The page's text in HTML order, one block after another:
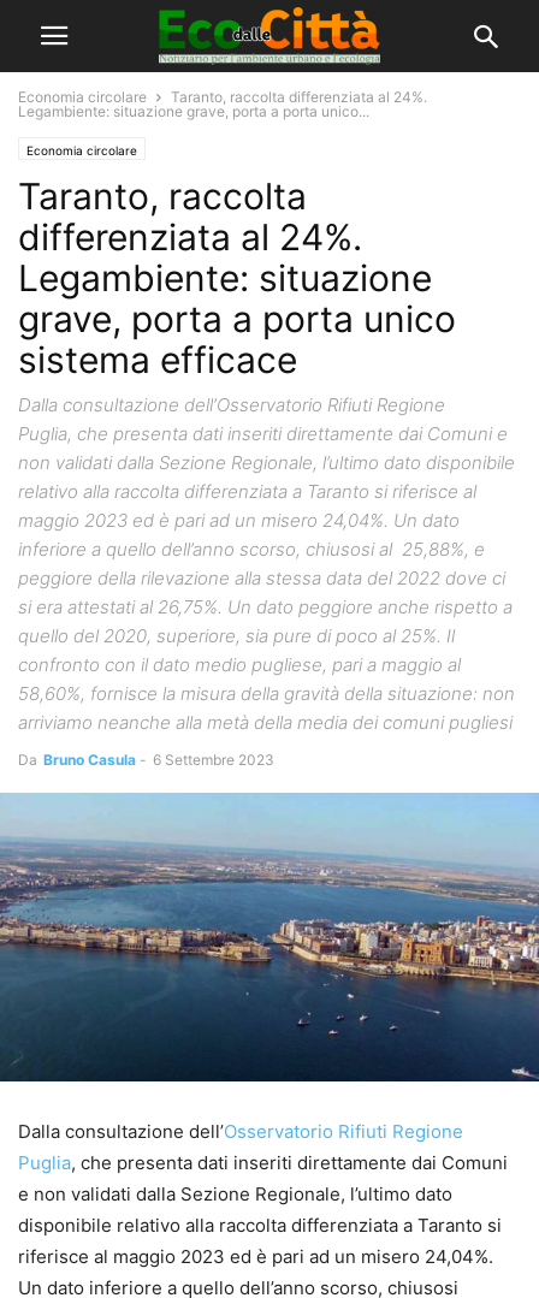
Economia circolare
Taranto, raccolta differenziata al 24%.
Legambiente: situazione grave, porta a porta unico...
Economia circolare
Taranto, raccolta
differenziata al 24%.
Legambiente: situazione
grave, porta a porta unico
sistema efficace
Dalla consultazione dell’Osservatorio Rifiuti Regione
Puglia, che presenta dati inseriti direttamente dai Comuni e
non validati dalla Sezione Regionale, l’ultimo dato disponibile
relativo alla raccolta differenziata a Taranto si riferisce al
maggio 2023 ed è pari ad un misero 24,04%. Un dato
inferiore a quello dell’anno scorso, chiusosi al 25,88%, e
peggiore della rilevazione alla stessa data del 2022 dove ci
si era attestati al 26,75%. Un dato peggiore anche rispetto a
quello del 2020, superiore, sia pure di poco al 25%. Il
confronto con il dato medio pugliese, pari a maggio al
58,60%, fornisce la misura della gravità della situazione: non
arriviamo neanche alla metà della media dei comuni pugliesi
Da Bruno Casula - 6 Settembre 2023
Dalla consultazione dell’Osservatorio Rifiuti Regione
Puglia, che presenta dati inseriti direttamente dai Comuni
e non validati dalla Sezione Regionale, l’ultimo dato
disponibile relativo alla raccolta differenziata a Taranto si
riferisce al maggio 2023 ed è pari ad un misero 24,04%.
Un dato inferiore a quello dell’anno scorso, chiusosi